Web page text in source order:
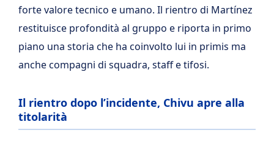
forte valore tecnico e umano. Il rientro di Martínez
restituisce profondità al gruppo e riporta in primo
piano una storia che ha coinvolto lui in primis ma
anche compagni di squadra, staff e tifosi.
Il rientro dopo l’incidente, Chivu apre alla
titolarità